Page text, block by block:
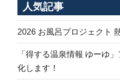
人気記事
2026 お風呂プロジェクト
「得する温泉情報 ゆーゆ
化します！